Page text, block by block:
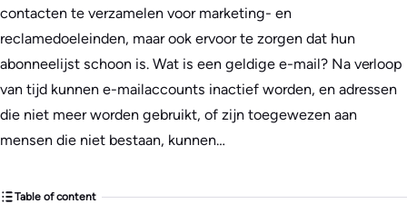
contacten te verzamelen voor marketing- en
reclamedoeleinden, maar ook ervoor te zorgen dat hun
abonneelijst schoon is. Wat is een geldige e-mail? Na verloop
van tijd kunnen e-mailaccounts inactief worden, en adressen
die niet meer worden gebruikt, of zijn toegewezen aan
mensen die niet bestaan, kunnen…
Table of content